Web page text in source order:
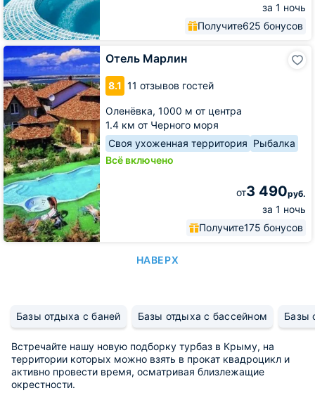
за 1 ночь
Получите625 бонусов
Отель Марлин
8.1 11 отзывов гостей
Оленёвка, 1000 м от центра
1.4 км от Черного моря
Своя ухоженная территория Рыбалка
Всё включено
от3 490руб.
за 1 ночь
Получите175 бонусов
Отель
Марлин
НАВЕРХ
Базы отдыха с баней Базы отдыха с бассейном Базы
Встречайте нашу новую подборку турбаз в Крыму, на
территории которых можно взять в прокат квадроцикл и
активно провести время, осматривая близлежащие
окрестности.